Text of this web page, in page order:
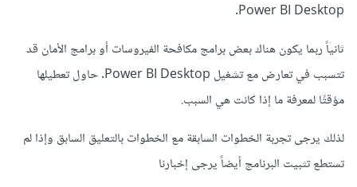
Power BI Desktop.
ثانياً ربما يكون هناك بعض برامج مكافحة الفيروسات أو برامج الأمان قد
تتسبب في تعارض مع تشغيل Power BI Desktop. حاول تعطيلها
مؤقتًا لمعرفة ما إذا كانت هي السبب.
لذلك يرجى تجربة الخطوات السابقة مع الخطوات بالتعليق السابق وإذا لم
تستطع تثبيت البرنامج أيضاً يرجى إخبارنا